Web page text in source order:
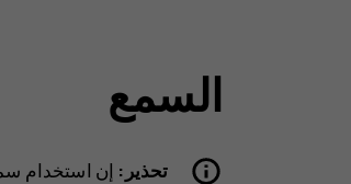
السمع
تحذير: إن استخدام